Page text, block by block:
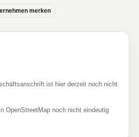
merken
ist hier derzeit noch nicht
OpenStreetMap noch nicht eindeutig